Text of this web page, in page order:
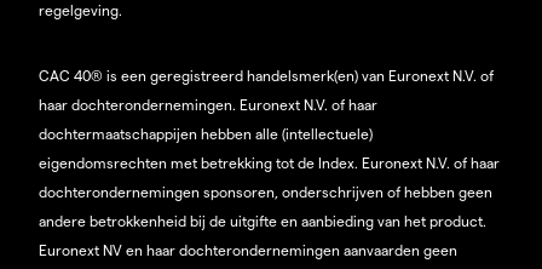
regelgeving.
CAC 40® is een geregistreerd handelsmerk(en) van Euronext N.V. of
haar dochterondernemingen. Euronext N.V. of haar
dochtermaatschappijen hebben alle (intellectuele)
eigendomsrechten met betrekking tot de Index. Euronext N.V. of haar
dochterondernemingen sponsoren, onderschrijven of hebben geen
andere betrokkenheid bij de uitgifte en aanbieding van het product.
Euronext NV en haar dochterondernemingen aanvaarden geen